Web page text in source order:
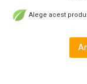
Alege acest